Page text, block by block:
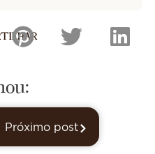
Próximo post